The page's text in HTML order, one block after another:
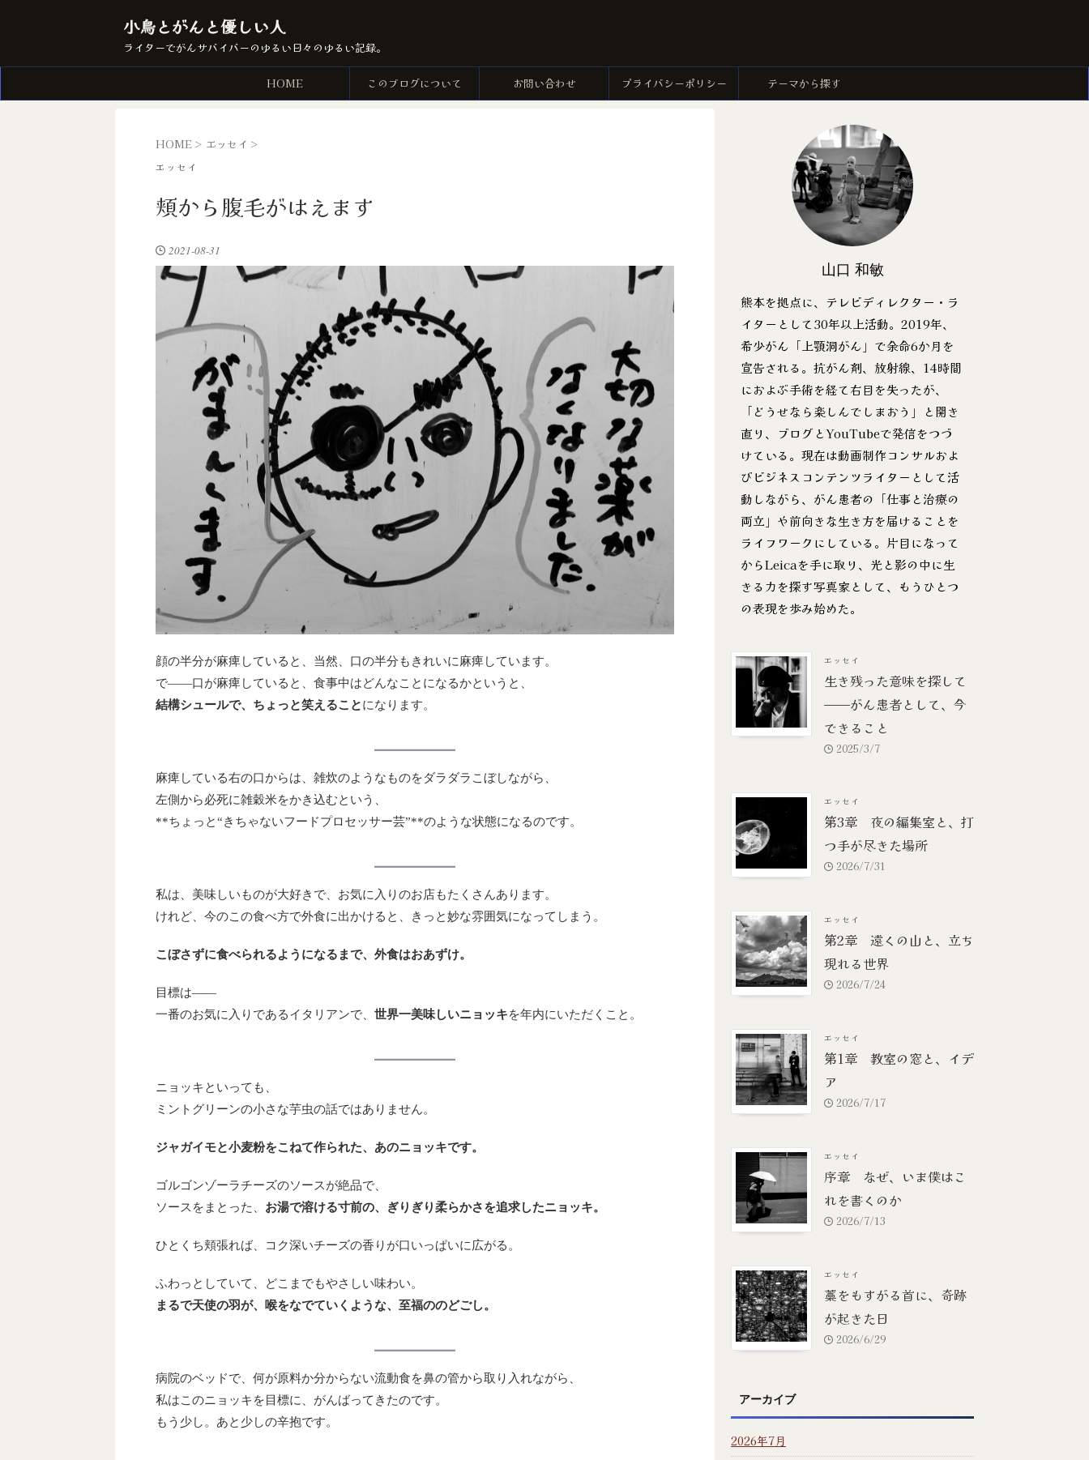
小鳥とがんと優しい人
ライターでがんサバイバーのゆるい日々のゆるい記録。
HOME このブログについて お問い合わせ プライバシーポリシー テーマから探す
HOME > エッセイ >
エッセイ
頬から腹毛がはえます
2021-08-31
顔の半分が麻痺していると、当然、口の半分もきれいに麻痺しています。
で――口が麻痺していると、食事中はどんなことになるかというと、
結構シュールで、ちょっと笑えることになります。
麻痺している右の口からは、雑炊のようなものをダラダラこぼしながら、
左側から必死に雑穀米をかき込むという、
**ちょっと“きちゃないフードプロセッサー芸”**のような状態になるのです。
私は、美味しいものが大好きで、お気に入りのお店もたくさんあります。
けれど、今のこの食べ方で外食に出かけると、きっと妙な雰囲気になってしまう。
こぼさずに食べられるようになるまで、外食はおあずけ。
目標は――
一番のお気に入りであるイタリアンで、 世界一美味しいニョッキを年内にいただくこと。
ニョッキといっても、
ミントグリーンの小さな芋虫の話ではありません。
ジャガイモと小麦粉をこねて作られた、あのニョッキです。
ゴルゴンゾーラチーズのソースが絶品で、
ソースをまとった、 お湯で溶ける寸前の、ぎりぎり柔らかさを追求したニョッキ。
ひとくち頬張れば、コク深いチーズの香りが口いっぱいに広がる。
ふわっとしていて、どこまでもやさしい味わい。
まるで天使の羽が、喉をなでていくような、至福ののどごし。
病院のベッドで、何が原料か分からない流動食を鼻の管から取り入れながら、
私はこのニョッキを目標に、がんばってきたのです。
もう少し。あと少しの辛抱です。
山口 和敏
熊本を拠点に、テレビディレクター・ラ
イターとして30年以上活動。2019年、
希少がん「上顎洞がん」で余命6か月を
宣告される。抗がん剤、放射線、14時間
におよぶ手術を経て右目を失ったが、
「どうせなら楽しんでしまおう」と開き
直り、ブログとYouTubeで発信をつづ
けている。現在は動画制作コンサルおよ
びビジネスコンテンツライターとして活
動しながら、がん患者の「仕事と治療の
両立」や前向きな生き方を届けることを
ライフワークにしている。片目になって
からLeicaを手に取り、光と影の中に生
きる力を探す写真家として、もうひとつ
の表現を歩み始めた。
エッセイ
生き残った意味を探して
——がん患者として、今
できること
2025/3/7
エッセイ
第3章 夜の編集室と、打
つ手が尽きた場所
2026/7/31
エッセイ
第2章 遠くの山と、立ち
現れる世界
2026/7/24
エッセイ
第1章 教室の窓と、イデ
ア
2026/7/17
エッセイ
序章 なぜ、いま僕はこ
れを書くのか
2026/7/13
エッセイ
藁をもすがる首に、奇跡
が起きた日
2026/6/29
アーカイブ
2026年7月